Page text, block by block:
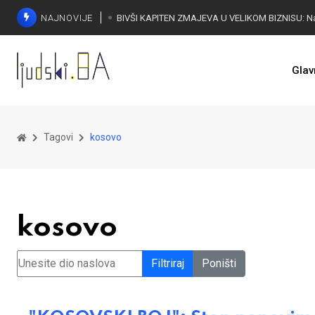
NAJNOVIJE
Tagovi kosovo
kosovo
Unesite dio naslova Filtriraj Poništi